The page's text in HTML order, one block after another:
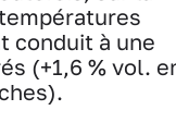
conduit à une
(+1,6 % vol.